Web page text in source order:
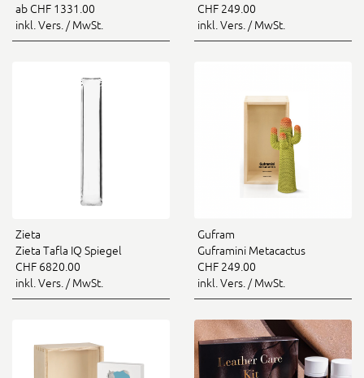
ab CHF 1331.00
inkl. Vers. / MwSt.
CHF 249.00
inkl. Vers. / MwSt.
Zieta
Zieta Tafla IQ Spiegel
CHF 6820.00
inkl. Vers. / MwSt.
Gufram
Guframini Metacactus
CHF 249.00
inkl. Vers. / MwSt.